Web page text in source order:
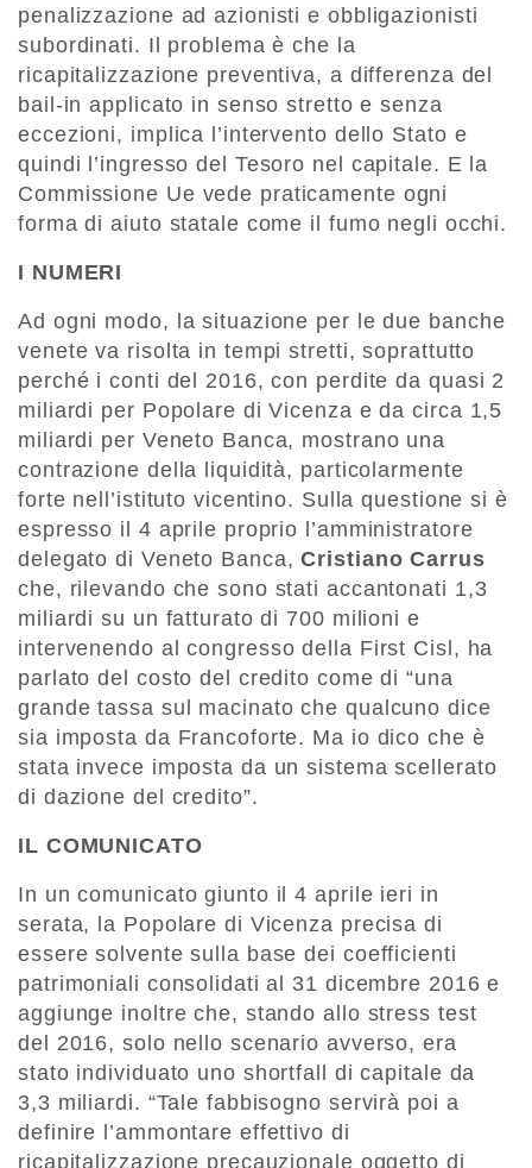
penalizzazione ad azionisti e obbligazionisti
subordinati. Il problema è che la
ricapitalizzazione preventiva, a differenza del
bail-in applicato in senso stretto e senza
eccezioni, implica l’intervento dello Stato e
quindi l’ingresso del Tesoro nel capitale. E la
Commissione Ue vede praticamente ogni
forma di aiuto statale come il fumo negli occhi.
I NUMERI
Ad ogni modo, la situazione per le due banche
venete va risolta in tempi stretti, soprattutto
perché i conti del 2016, con perdite da quasi 2
miliardi per Popolare di Vicenza e da circa 1,5
miliardi per Veneto Banca, mostrano una
contrazione della liquidità, particolarmente
forte nell’istituto vicentino. Sulla questione si è
espresso il 4 aprile proprio l’amministratore
delegato di Veneto Banca,Cristiano Carrus
che, rilevando che sono stati accantonati 1,3
miliardi su un fatturato di 700 milioni e
intervenendo al congresso della First Cisl, ha
parlato del costo del credito come di “una
grande tassa sul macinato che qualcuno dice
sia imposta da Francoforte. Ma io dico che è
stata invece imposta da un sistema scellerato
di dazione del credito”.
IL COMUNICATO
In un comunicato giunto il 4 aprile ieri in
serata, la Popolare di Vicenza precisa di
essere solvente sulla base dei coefficienti
patrimoniali consolidati al 31 dicembre 2016 e
aggiunge inoltre che, stando allo stress test
del 2016, solo nello scenario avverso, era
stato individuato uno shortfall di capitale da
3,3 miliardi. “Tale fabbisogno servirà poi a
definire l’ammontare effettivo di
ricapitalizzazione precauzionale oggetto di